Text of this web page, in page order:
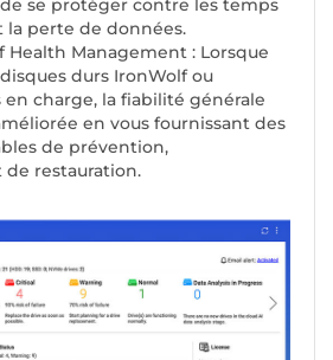
se protéger contre les temps
la perte de données.
Health Management : Lorsque
durs IronWolf ou
en charge, la fiabilité générale
en vous fournissant des
de prévention,
restauration.